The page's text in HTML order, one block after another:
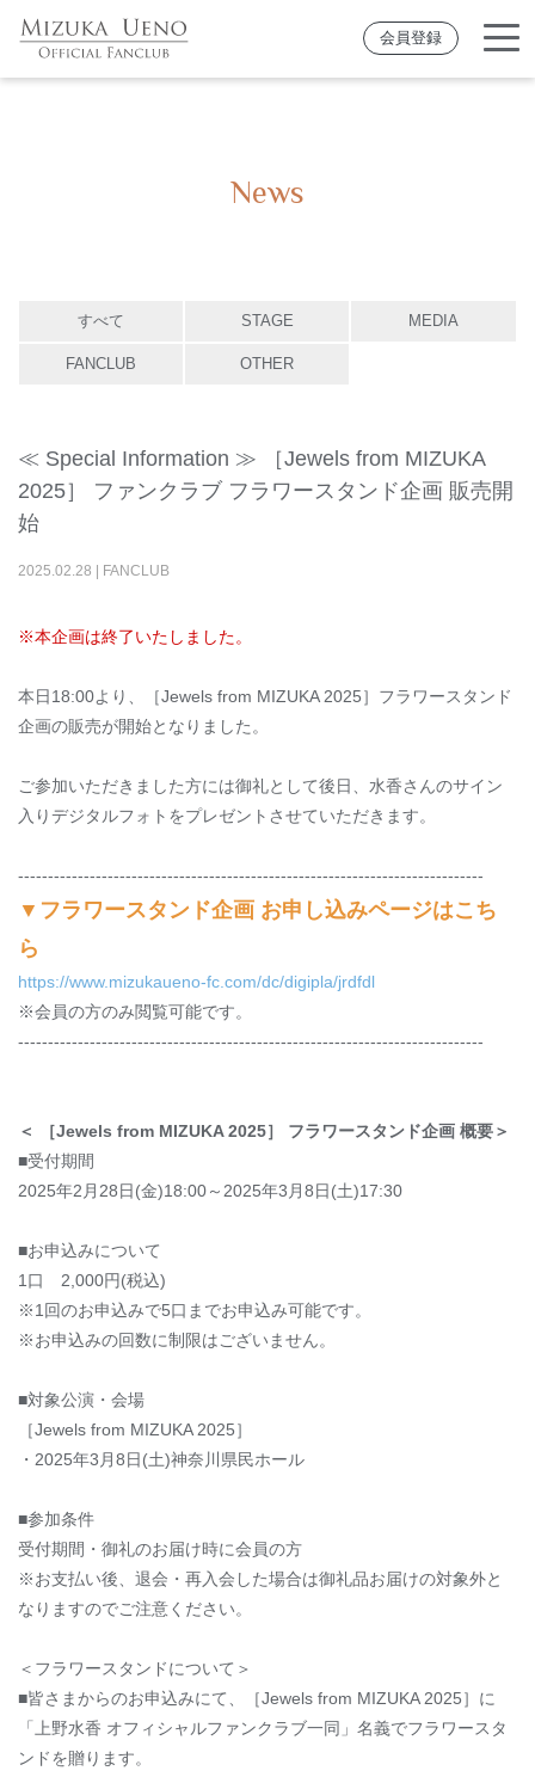
会員登録
News
すべて STAGE MEDIA
FANCLUB OTHER
≪ Special Information ≫ ［Jewels from MIZUKA
2025］ ファンクラブ フラワースタンド企画 販売開
始
2025.02.28 FANCLUB
※本企画は終了いたしました。
本日18:00より、［Jewels from MIZUKA 2025］フラワースタンド
企画の販売が開始となりました。
ご参加いただきました方には御礼として後日、水香さんのサイン
入りデジタルフォトをプレゼントさせていただきます。
------------------------------------------------------------------------------
▼フラワースタンド企画 お申し込みページはこち
ら
https://www.mizukaueno-fc.com/dc/digipla/jrdfdl
※会員の方のみ閲覧可能です。
------------------------------------------------------------------------------
＜
［Jewels from MIZUKA 2025］ フラワースタンド企画 概要＞
■受付期間
2025年2月28日(金)18:00～2025年3月8日(土)17:30
■お申込みについて
1 口 2 ,000円(税込)
※1回のお申込みで5口までお申込み可能です。
※お申込みの回数に制限はございません。
■対象公演・会場
［Jewels from MIZUKA 2025］
・ 2025年3月8日(土)神奈川県民ホール
■参加条件
受付期間・御礼のお届け時に会員の方
※お支払い後、退会・再入会した場合は御礼品お届けの対象外と
なりますのでご注意ください。
＜フラワースタンドについて＞
■皆さまからのお申込みにて、［Jewels from MIZUKA 2025］に
「上野水香 オフィシャルファンクラブ一同」名義でフラワースタ
ンドを贈ります。